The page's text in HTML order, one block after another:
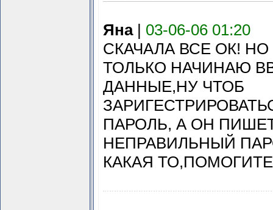
Яна| 03-06-06 01:20
СКАЧАЛА ВСЕ ОК! НО
ТОЛЬКО НАЧИНАЮ
ДАННЫЕ,НУ ЧТОБ
ПАРОЛЬ, А ОН
НЕПРАВИЛЬНЫЙ
КАКАЯ